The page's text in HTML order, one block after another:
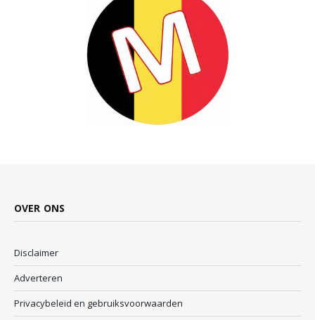
OVER ONS
Disclaimer
Adverteren
Privacybeleid en gebruiksvoorwaarden